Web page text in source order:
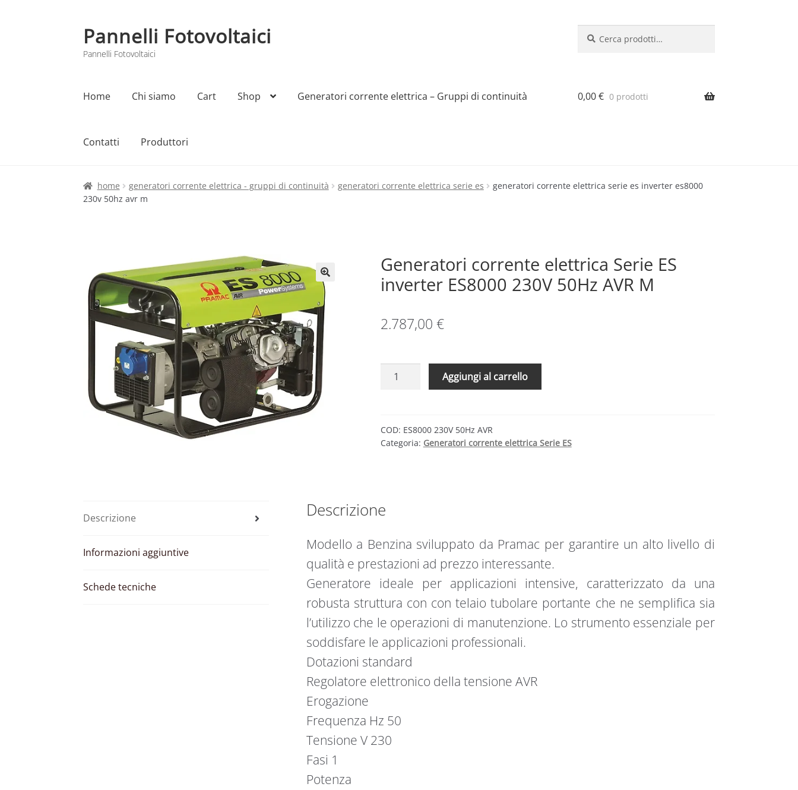
Vai
alla
navigazione
Vai
al
contenuto
Pannelli Fotovoltaici
Pannelli Fotovoltaici
Home Chi siamo Cart Shop Generatori corrente elettrica – Gruppi di continuità
Contatti Produttori
Home Cart Checkout Chi siamo Contatti My account Produttori Sample Page Shop
0,00€ 0 prodotti
home generatori corrente elettrica - gruppi di continuità generatori corrente elettrica serie es
generatori corrente elettrica serie es inverter es8000
230v 50hz avr m
Generatori corrente elettrica Serie ES
inverter ES8000 230V 50Hz AVR M
2.787,00 €
Generatori
ES
inverter
M
Aggiungi al carrello
COD: ES8000 230V 50Hz AVR
Categoria: Generatori corrente elettrica Serie ES
Descrizione
Informazioni aggiuntive
Schede tecniche
Descrizione
Modello a Benzina sviluppato da Pramac per garantire un alto livello di
qualità e prestazioni ad prezzo interessante.
Generatore ideale per applicazioni intensive, caratterizzato da una
robusta struttura con con telaio tubolare portante che ne semplifica sia
l’utilizzo che le operazioni di manutenzione. Lo strumento essenziale per
soddisfare le applicazioni professionali.
Dotazioni standard
Regolatore elettronico della tensione AVR
Erogazione
Frequenza Hz 50
Tensione V 230
Fasi 1
Potenza